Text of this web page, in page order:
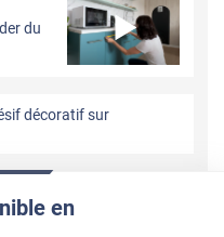
du
décoratif sur
en